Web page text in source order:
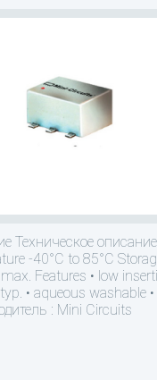
Техническое
-40°C to 85°C
Features • low
• aqueous washable
: Mini Circuits